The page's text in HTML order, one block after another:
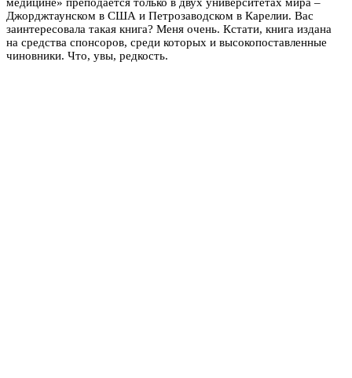
Джорджтаунском в США и Петрозаводском в Карелии. Вас
заинтересовала такая книга? Меня очень. Кстати, книга издана
на средства спонсоров, среди которых и высокопоставленные
чиновники. Что, увы, редкость.